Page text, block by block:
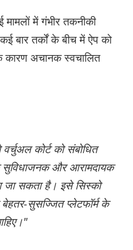
में गंभीर तकनीकी
बार तर्कों के बीच में ऐप को
अचानक स्वचालित
कोर्ट को संबोधित
और आरामदायक
जा सकता है। इसे सिस्को
सुसज्जित प्लेटफॉर्म के